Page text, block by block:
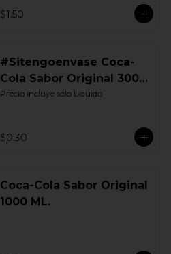
$1.50
#Sitengoenvase Coca-
Cola Sabor Original 300
ML. Retornable
Precio incluye solo Liquido
$0.30
Coca-Cola Sabor Original
1000 ML.